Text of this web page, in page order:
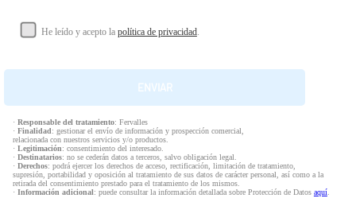
He leído y acepto la política de privacidad.
· Responsable del tratamiento: Fervalles
· Finalidad: gestionar el envío de información y prospección comercial,
relacionada con nuestros servicios y/o productos.
· Legitimación: consentimiento del interesado.
· Destinatarios: no se cederán datos a terceros, salvo obligación legal.
· Derechos: podrá ejercer los derechos de acceso, rectificación, limitación de tratamiento,
supresión, portabilidad y oposición al tratamiento de sus datos de carácter personal, así como a la
retirada del consentimiento prestado para el tratamiento de los mismos.
· Información adicional: puede consultar la información detallada sobre Protección de Datos aquí.